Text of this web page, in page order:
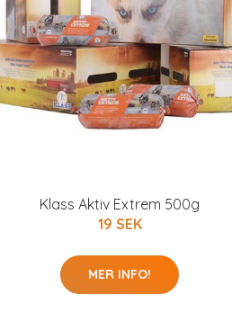
Klass Aktiv Extrem 500g
19 SEK
MER INFO!